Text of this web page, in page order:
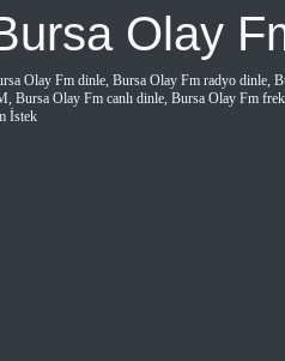
Olay
Olay Fm dinle, Bursa Olay Fm radyo dinle,
Bursa Olay Fm canlı dinle, Bursa Olay Fm
İstek